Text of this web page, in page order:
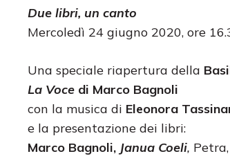
Due libri, un canto
Mercoledì 24 giugno 2020, ore
Una speciale riapertura della
La Voce di Marco Bagnoli
con la musica di Eleonora
e la presentazione dei libri:
Marco Bagnoli, Janua Coeli,